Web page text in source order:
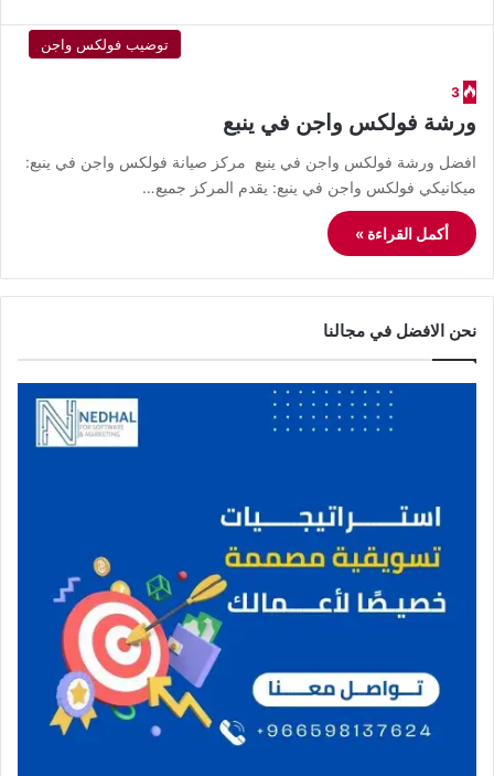
توضيب فولكس واجن
3
ورشة فولكس واجن في ينبع
افضل ورشة فولكس واجن في ينبع مركز صيانة فولكس واجن في ينبع:
ميكانيكي فولكس واجن في ينبع: يقدم المركز جميع…
أكمل القراءة »
نحن الافضل في مجالنا